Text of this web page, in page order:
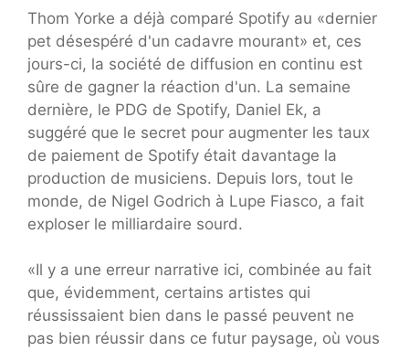
Thom Yorke a déjà comparé Spotify au «dernier
pet désespéré d'un cadavre mourant» et, ces
jours-ci, la société de diffusion en continu est
sûre de gagner la réaction d'un. La semaine
dernière, le PDG de Spotify, Daniel Ek, a
suggéré que le secret pour augmenter les taux
de paiement de Spotify était davantage la
production de musiciens. Depuis lors, tout le
monde, de Nigel Godrich à Lupe Fiasco, a fait
exploser le milliardaire sourd.
«Il y a une erreur narrative ici, combinée au fait
que, évidemment, certains artistes qui
réussissaient bien dans le passé peuvent ne
pas bien réussir dans ce futur paysage, où vous